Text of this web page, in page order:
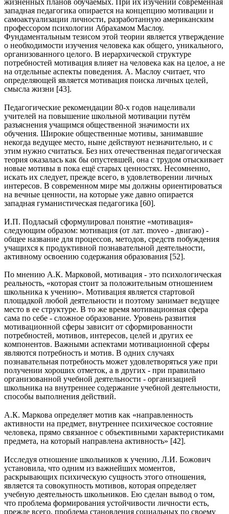
жизненных планов обучаемых. При их изучении современная
западная педагогика опирается на концепцию мотивации и
самоактуализации личности, разработанную американским
профессором психологии Абрахамом Маслоу.
Фундаментальным тезисом этой теории является утверждение
о необходимости изучения человека как общего, уникального,
организованного целого. В иерархической структуре
потребностей мотивация влияет на человека как на целое, а не
на отдельные аспекты поведения. А. Маслоу считает, что
определяющей является мотивация поиска личных целей,
смысла жизни [43].
Педагогические рекомендации 80-х годов нацеливали
учителей на повышение школьной мотивации путём
разъяснения учащимся общественной значимости их
обучения. Широкие общественные мотивы, занимавшие
некогда ведущее место, ныне действуют незначительно, и с
этим нужно считаться. Без них отечественная педагогическая
теория оказалась как бы опустевшей, она с трудом отыскивает
новые мотивы в пока ещё старых ценностях. Несомненно,
искать их следует, прежде всего, в удовлетворении личных
интересов. В современном мире мы должны ориентироваться
на вечные ценности, на которые уже давно опирается
западная гуманистическая педагогика [60].
И.П. Подласый сформулировал понятие «мотивация»
следующим образом: мотивация (от лат. moveo - двигаю) -
общее название для процессов, методов, средств побуждения
учащихся к продуктивной познавательной деятельности,
активному освоению содержания образования [52].
По мнению А.К. Марковой, мотивация - это психологическая
реальность, «которая стоит за положительным отношением
школьника к учению». Мотивация является стартовой
площадкой любой деятельности и поэтому занимает ведущее
место в ее структуре. В то же время мотивационная сфера
сама по себе - сложное образование. Уровень развития
мотивационной сферы зависит от сформированности
потребностей, мотивов, интересов, целей и других ее
компонентов. Важными аспектами мотивационной сферы
являются потребность и мотив. В одних случаях
познавательная потребность может удовлетворяться уже при
получении хороших отметок, а в других - при правильно
организованной учебной деятельности - организацией
школьника на внутреннее содержание учебной деятельности,
способы выполнения действий.
А.К. Маркова определяет мотив как «направленность
активности на предмет, внутреннее психическое состояние
человека, прямо связанное с объективными характеристиками
предмета, на который направлена активность» [42].
Исследуя отношение школьников к учению, Л.И. Божович
установила, что одним из важнейших моментов,
раскрывающих психическую сущность этого отношения,
является та совокупность мотивов, которая определяет
учебную деятельность школьников. Ею сделан вывод о том,
что проблема формирования устойчивости личности есть,
прежде всего, проблема становления социальных по своему